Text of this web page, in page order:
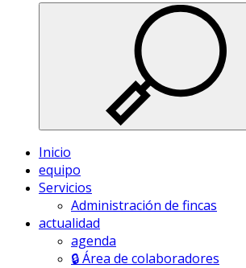
Inicio
equipo
Servicios
Administración de fincas
actualidad
agenda
🔒 Área de colaboradores